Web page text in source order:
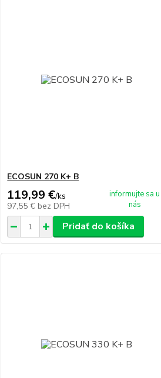
ECOSUN 270 K+ B
119,99 €/ks
97,55 € bez DPH
informujte sa u
nás
Pridať do košíka